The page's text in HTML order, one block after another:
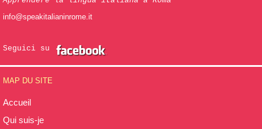
info@speakitalianinrome.it
Seguici su
MAP DU SITE
Accueil
Qui suis-je